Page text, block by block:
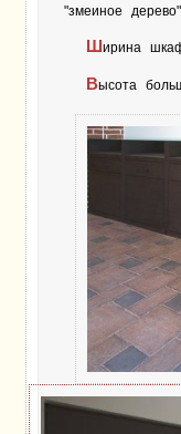
"змеиное дерево".
Ширина
Высота